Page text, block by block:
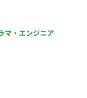
マ・エンジニア